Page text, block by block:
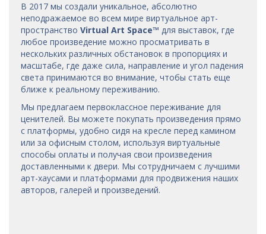
В 2017 мы создали уникальное, абсолютно
неподражаемое во всем мире виртуальное арт-
пространство Virtual Art Space™ для выставок, где
любое произведение можно просматривать в
нескольких различных обстановок в пропорциях и
масштабе, где даже сила, направление и угол падения
света принимаются во внимание, чтобы стать еще
ближе к реальному переживанию.
Мы предлагаем первоклассное переживание для
ценителей. Вы можете покупать произведения прямо
с платформы, удобно сидя на кресле перед камином
или за офисным столом, используя виртуальные
способы оплаты и получая свои произведения
доставленными к двери. Мы сотрудничаем с лучшими
арт-хаусами и платформами для продвижения наших
авторов, галерей и произведений.